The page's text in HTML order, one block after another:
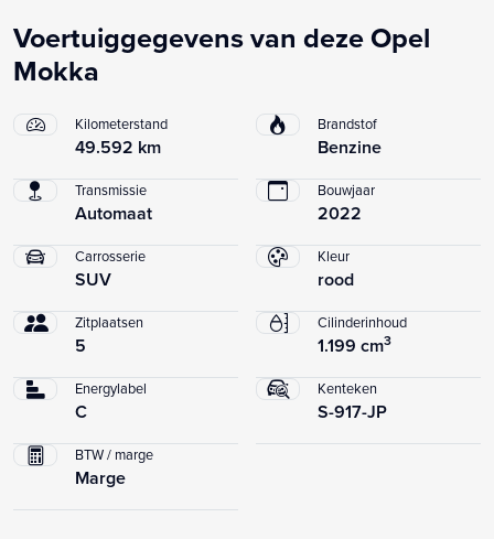
Voertuiggegevens van deze Opel
Mokka
Kilometerstand
49.592 km
Brandstof
Benzine
Transmissie
Automaat
Bouwjaar
2022
Carrosserie
SUV
Kleur
rood
Zitplaatsen
5
Cilinderinhoud
1.199 cm3
Energylabel
C
Kenteken
S-917-JP
BTW / marge
Marge